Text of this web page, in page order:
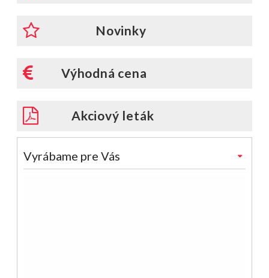
Novinky
Výhodná cena
Akciový leták
Vyrábame pre Vás